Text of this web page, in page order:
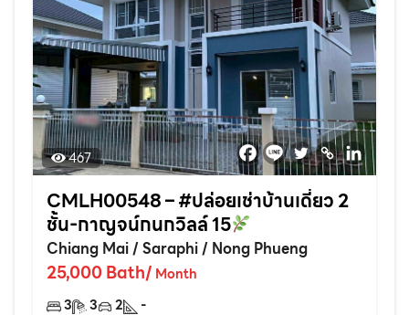
467
CMLH00548 – #ปล่อยเช่าบ้านเดี่ยว 2
ชั้น-กาญจน์กนกวิลล์ 15
Chiang Mai/Saraphi/ Nong Phueng
25,000 Bath/ Month
3
3 2
-